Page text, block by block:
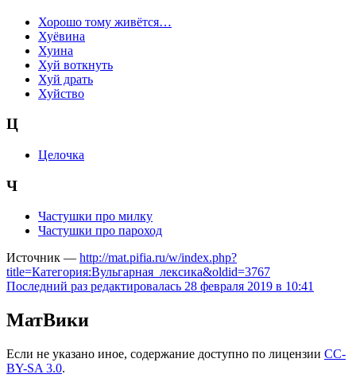
Хорошо тому живётся…
Хуёвина
Хуина
Хуй воткнуть
Хуй драть
Хуйство
Ц
Целочка
Ч
Частушки про милку
Частушки про пароход
Источник — http://mat.pifia.ru/w/index.php?
title=Категория:Вульгарная_лексика&oldid=3767
Последний раз редактировалась 28 февраля 2019 в 10:41
МатВики
Если не указано иное, содержание доступно по лицензии CC-
BY-SA 3.0.